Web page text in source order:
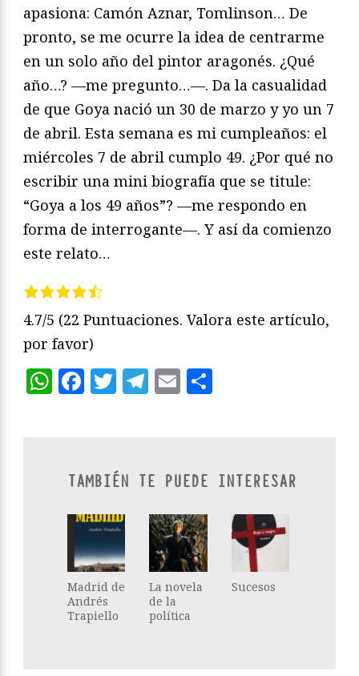
apasiona: Camón Aznar, Tomlinson… De
pronto, se me ocurre la idea de centrarme
en un solo año del pintor aragonés. ¿Qué
año…? —me pregunto…—. Da la casualidad
de que Goya nació un 30 de marzo y yo un 7
de abril. Esta semana es mi cumpleaños: el
miércoles 7 de abril cumplo 49. ¿Por qué no
escribir una mini biografía que se titule:
“Goya a los 49 años”? —me respondo en
forma de interrogante—. Y así da comienzo
este relato…
4.7/5 (22 Puntuaciones. Valora este artículo,
por favor)
WhatsApp
Facebook
Twitter
Telegram
Email
TAMBIÉN TE PUEDE INTERESAR
Madrid de
Andrés
Trapiello
La novela
de la
política
Sucesos